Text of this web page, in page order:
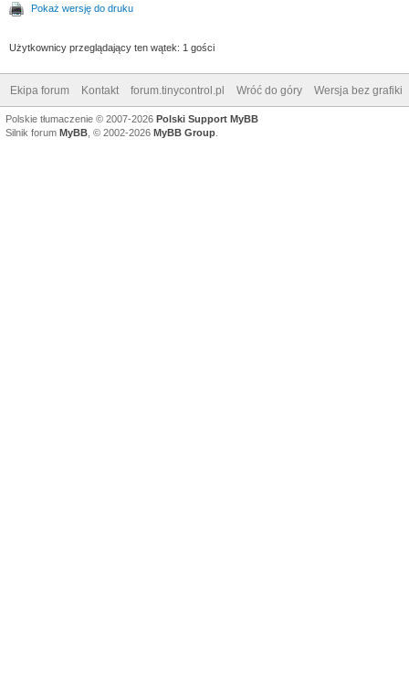
Pokaż wersję do druku
Użytkownicy przeglądający ten wątek: 1 gości
Ekipa forum Kontakt forum.tinycontrol.pl Wróć do góry Wersja bez grafiki
Polskie tłumaczenie © 2007-2026 Polski Support MyBB
Silnik forum MyBB , © 2002-2026 MyBB Group